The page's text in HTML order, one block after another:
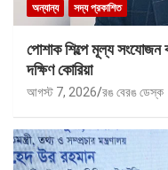
অন্যান্য সদ্য প্রকাশিত
পোশাক শিল্পে মূল্য সংযোজন
দক্ষিণ কোরিয়া
আগস্ট 7, 2026 রঙ বেরঙ ডেস্ক